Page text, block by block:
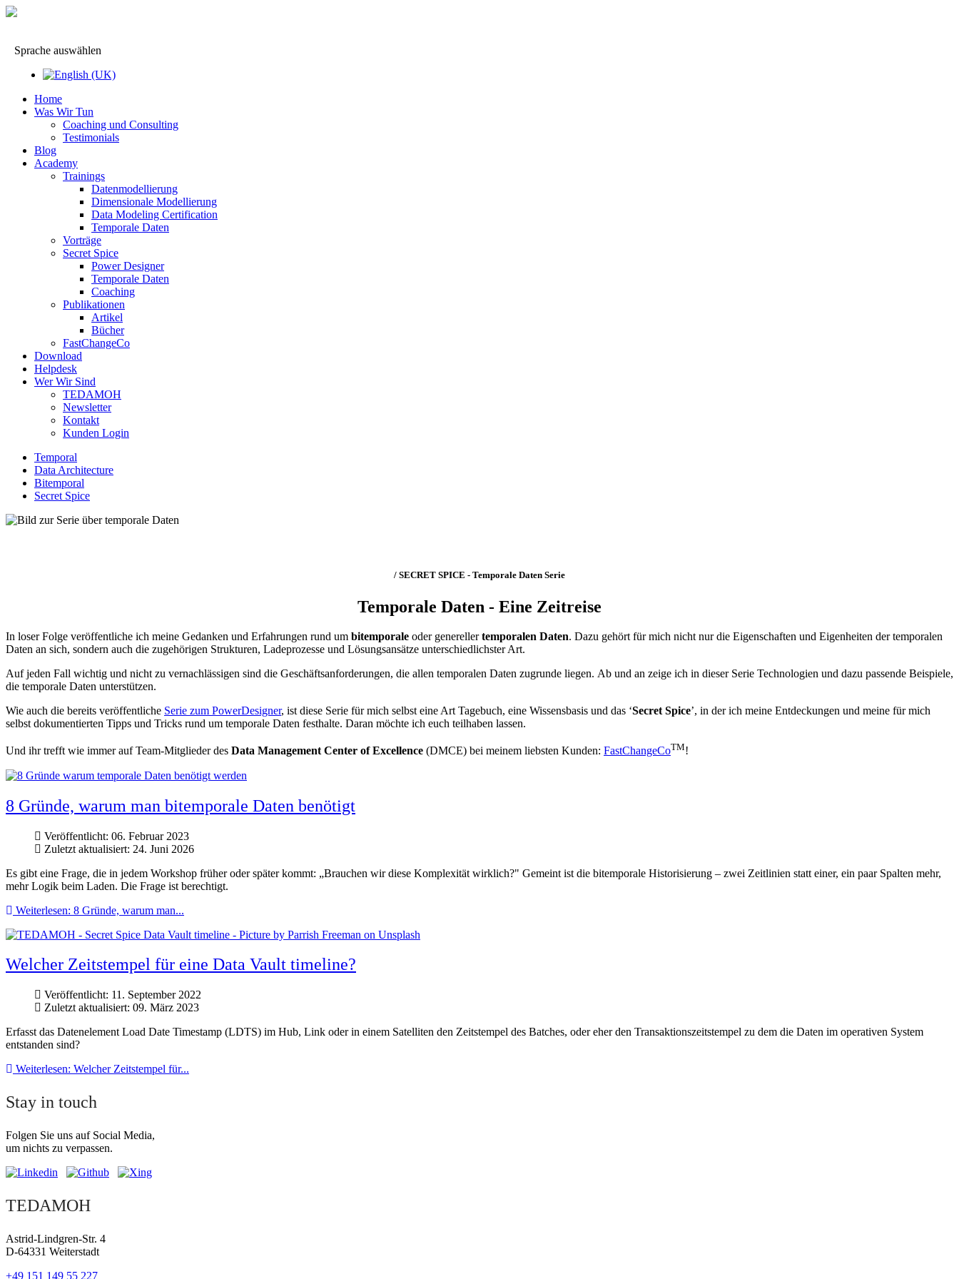
Sprache auswählen
Home
Was Wir Tun
Coaching und Consulting
Testimonials
Blog
Academy
Trainings
Datenmodellierung
Dimensionale Modellierung
Data Modeling Certification
Temporale Daten
Vorträge
Secret Spice
Power Designer
Temporale Daten
Coaching
Publikationen
Artikel
Bücher
FastChangeCo
Download
Helpdesk
Wer Wir Sind
TEDAMOH
Newsletter
Kontakt
Kunden Login
Temporal
Data Architecture
Bitemporal
Secret Spice
/ SECRET SPICE - Temporale Daten Serie
Temporale Daten - Eine Zeitreise
In loser Folge veröffentliche ich meine Gedanken und Erfahrungen rund um bitemporale oder generellertemporalen Daten. Dazu gehört für mich nicht nur die Eigenschaften und Eigenheiten der temporalen
Daten an sich, sondern auch die zugehörigen Strukturen, Ladeprozesse und Lösungsansätze unterschiedlichster Art.
Auf jeden Fall wichtig und nicht zu vernachlässigen sind die Geschäftsanforderungen, die allen temporalen Daten zugrunde liegen. Ab und an zeige ich in dieser Serie Technologien und dazu passende Beispiele,
die temporale Daten unterstützen.
Wie auch die bereits veröffentliche Serie zum PowerDesigner, ist diese Serie für mich selbst eine Art Tagebuch, eine Wissensbasis und das ‘Secret Spice’, in der ich meine Entdeckungen und meine für mich
selbst dokumentierten Tipps und Tricks rund um temporale Daten festhalte. Daran möchte ich euch teilhaben lassen.
Und ihr trefft wie immer auf Team-Mitglieder des Data Management Center of Excellence (DMCE) bei meinem liebsten Kunden: FastChangeCoTM!
8 Gründe, warum man bitemporale Daten benötigt
Veröffentlicht: 06. Februar 2023
Zuletzt aktualisiert: 24. Juni 2026
Es gibt eine Frage, die in jedem Workshop früher oder später kommt: „Brauchen wir diese Komplexität wirklich?" Gemeint ist die bitemporale Historisierung – zwei Zeitlinien statt einer, ein paar Spalten mehr,
mehr Logik beim Laden. Die Frage ist berechtigt.
Weiterlesen: 8 Gründe, warum man...
Welcher Zeitstempel für eine Data Vault timeline?
Veröffentlicht: 11. September 2022
Zuletzt aktualisiert: 09. März 2023
Erfasst das Datenelement Load Date Timestamp (LDTS) im Hub, Link oder in einem Satelliten den Zeitstempel des Batches, oder eher den Transaktionszeitstempel zu dem die Daten im operativen System
entstanden sind?
Weiterlesen: Welcher Zeitstempel für...
Stay in touch
Folgen Sie uns auf Social Media,
um nichts zu verpassen.
TEDAMOH
Astrid-Lindgren-Str. 4
D-64331 Weiterstadt
+49 151 149 55 227